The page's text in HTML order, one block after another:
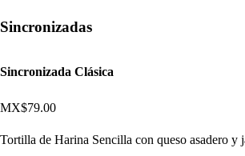
Sincronizadas
Sincronizada Clásica
MX$79.00
Tortilla de Harina Sencilla con queso asadero y